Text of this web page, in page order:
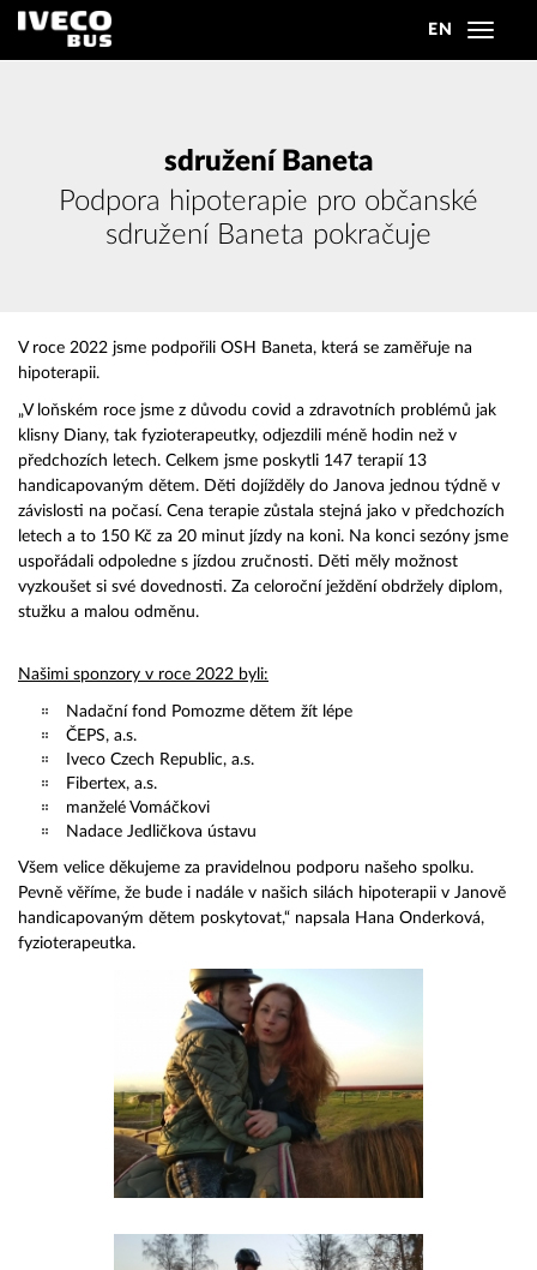
EN
Toggle
sdružení Baneta
Podpora hipoterapie pro občanské
sdružení Baneta pokračuje
V roce 2022 jsme podpořili OSH Baneta, která se zaměřuje na
hipoterapii.
„V loňském roce jsme z důvodu covid a zdravotních problémů jak
klisny Diany, tak fyzioterapeutky, odjezdili méně hodin než v
předchozích letech. Celkem jsme poskytli 147 terapií 13
handicapovaným dětem. Děti dojížděly do Janova jednou týdně v
závislosti na počasí. Cena terapie zůstala stejná jako v předchozích
letech a to 150 Kč za 20 minut jízdy na koni. Na konci sezóny jsme
uspořádali odpoledne s jízdou zručnosti. Děti měly možnost
vyzkoušet si své dovednosti. Za celoroční ježdění obdržely diplom,
stužku a malou odměnu.
Našimi sponzory v roce 2022 byli:
Nadační fond Pomozme dětem žít lépe
ČEPS, a.s.
Iveco Czech Republic, a.s.
Fibertex, a.s.
manželé Vomáčkovi
Nadace Jedličkova ústavu
Všem velice děkujeme za pravidelnou podporu našeho spolku.
Pevně věříme, že bude i nadále v našich silách hipoterapii v Janově
handicapovaným dětem poskytovat,“ napsala Hana Onderková,
fyzioterapeutka.